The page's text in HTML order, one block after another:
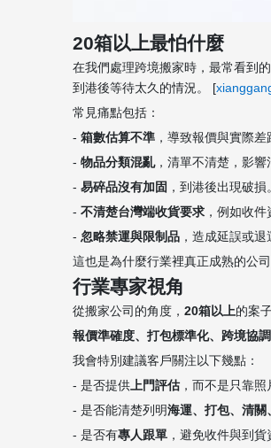
20箱以上最怕什麼
在我們處理跨境搬家時，最常看到
到港後等待太久的情況。 [
常見痛點包括：
- 箱數估算不準 ，導致報價與實際差
- 物品分類混亂，清單不清楚，影響
- 易碎品沒有加固 ，到港後出現破損。
- 不清楚台灣端收貨要求 ，例如收
- 忽略禁運與限制品 ，造成延誤或
這也是為什麼行業裡真正成熟的公
行業專家視角
從搬家公司的角度， 20箱以上的案
報價準確度、打包標準化、跨境協
我會特別建議客戶關注以下幾點：
- 是否提供 上門評估 ，而不是只靠照
- 是否能清楚列明海運、打包、清關
- 是否有專人跟單 ，避免收件與到貨